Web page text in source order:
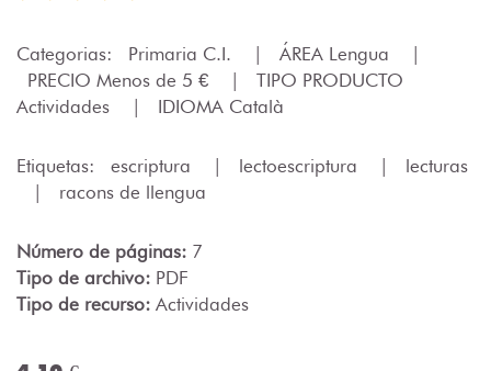
Categorias: Primaria C.I. | ÁREA Lengua
|
PRECIO Menos de 5 €
|
TIPO PRODUCTO
Actividades
| IDIOMA Català
Etiquetas: escriptura | lectoescriptura |
lecturas
|
racons de llengua
Número de páginas: 7
Tipo de archivo: PDF
Tipo de recurso: Actividades